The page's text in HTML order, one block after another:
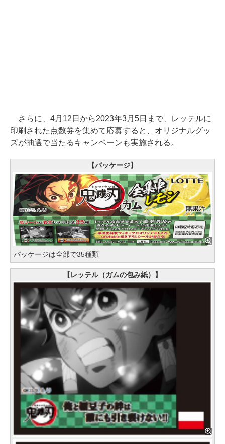
さらに、4月12日から2023年3月5日まで、レッテルに
印刷された点数券を集めて応募すると、オリジナルグッ
ズが抽選で当たるキャンペーンも実施される。
【パッケージ】
パッケージは全部で35種類
【レッテル（ガムの包み紙）】